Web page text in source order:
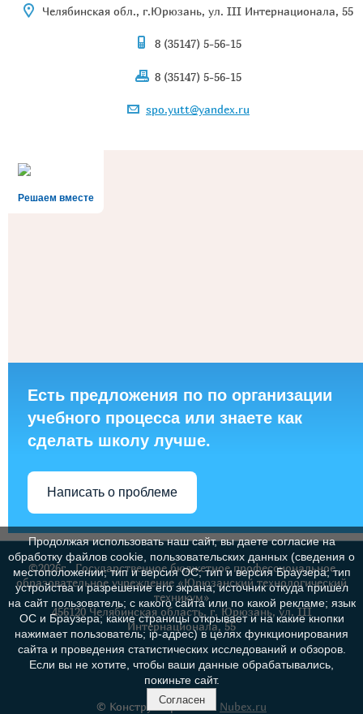
Челябинская обл., г.Юрюзань, ул. III Интернационала, 55
8 (35147) 5-56-15
8 (35147) 5-56-15
spo.yutt@yandex.ru
Решаем вместе
Есть предложения по по организации
учебного процесса или знаете как
сделать школу лучше.
Написать о проблеме
©2026г., Государственное бюджетное профессиональное
образовательное учреждение «Юрюзанский технологический
техникум»
456120 Челябинская область, г. Юрюзань, ул. III
Интернационала, 55
© Конструктор сайтов Nubex.ru
Продолжая использовать наш сайт, вы даете согласие на
обработку файлов cookie, пользовательских данных (сведения о
местоположении; тип и версия ОС; тип и версия Браузера; тип
устройства и разрешение его экрана; источник откуда пришел
на сайт пользователь; с какого сайта или по какой рекламе; язык
ОС и Браузера; какие страницы открывает и на какие кнопки
нажимает пользователь; ip-адрес) в целях функционирования
сайта и проведения статистических исследований и обзоров.
Если вы не хотите, чтобы ваши данные обрабатывались,
покиньте сайт.
Согласен